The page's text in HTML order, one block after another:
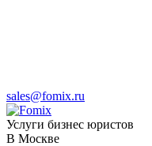
sales@fomix.ru
Услуги бизнес юристов
В Москве